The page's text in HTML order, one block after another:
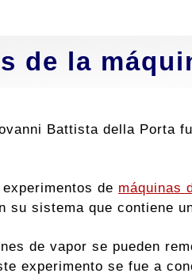
de la
Battista della Porta
de máquinas
su sistema que contiene
de vapor se pueden
experimento se fue a